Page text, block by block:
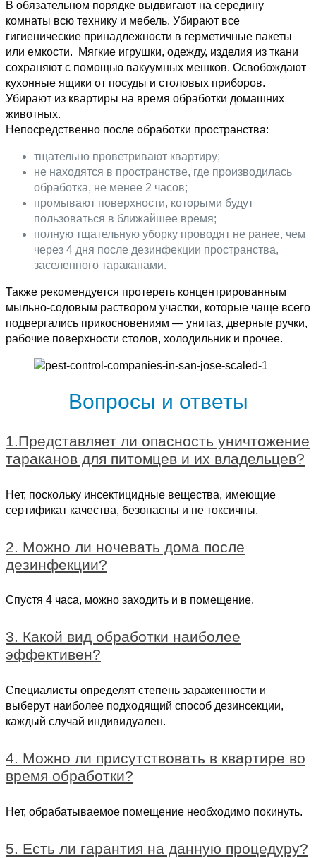
В обязательном порядке выдвигают на середину
комнаты всю технику и мебель. Убирают все
гигиенические принадлежности в герметичные пакеты
или емкости. Мягкие игрушки, одежду, изделия из ткани
сохраняют с помощью вакуумных мешков. Освобождают
кухонные ящики от посуды и столовых приборов.
Убирают из квартиры на время обработки домашних
животных.
Непосредственно после обработки пространства:
тщательно проветривают квартиру;
не находятся в пространстве, где производилась
обработка, не менее 2 часов;
промывают поверхности, которыми будут
пользоваться в ближайшее время;
полную тщательную уборку проводят не ранее, чем
через 4 дня после дезинфекции пространства,
заселенного тараканами.
Также рекомендуется протереть концентрированным
мыльно-содовым раствором участки, которые чаще всего
подвергались прикосновениям — унитаз, дверные ручки,
рабочие поверхности столов, холодильник и прочее.
Вопросы и ответы
1.Представляет ли опасность уничтожение
тараканов для питомцев и их владельцев?
Нет, поскольку инсектицидные вещества, имеющие
сертификат качества, безопасны и не токсичны.
2. Можно ли ночевать дома после
дезинфекции?
Спустя 4 часа, можно заходить и в помещение.
3. Какой вид обработки наиболее
эффективен?
Специалисты определят степень зараженности и
выберут наиболее подходящий способ дезинсекции,
каждый случай индивидуален.
4. Можно ли присутствовать в квартире во
время обработки?
Нет, обрабатываемое помещение необходимо покинуть.
5. Есть ли гарантия на данную процедуру?